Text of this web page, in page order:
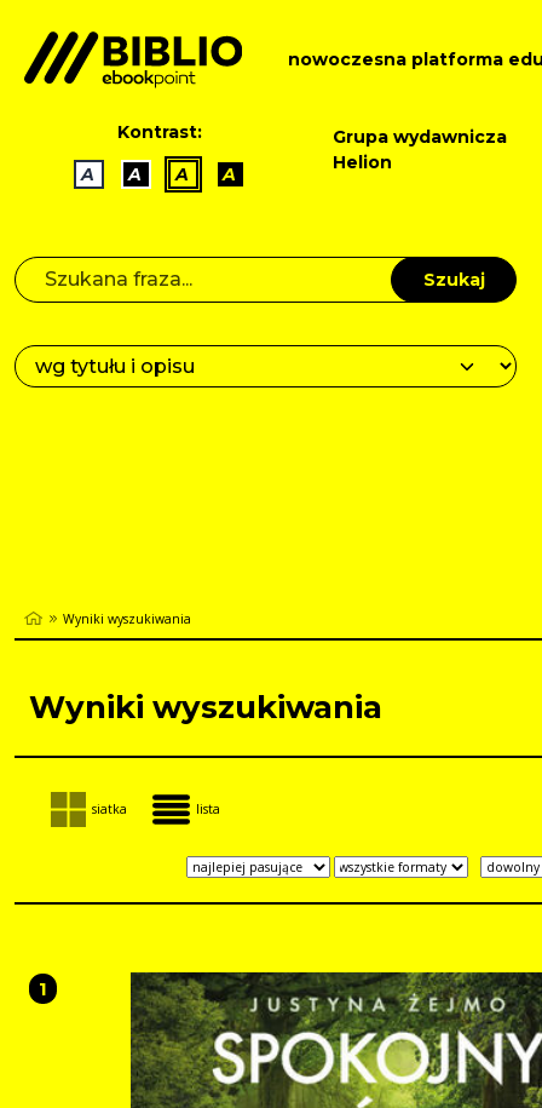
nowoczesna platforma
Kontrast:
A
A A A
Grupa wydawnicza
Helion
Szukaj
Wyniki wyszukiwania
Wyniki wyszukiwania
siatka lista
1